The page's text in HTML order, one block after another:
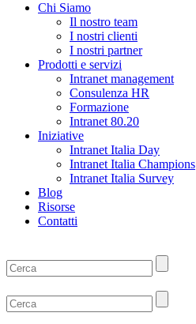
Chi Siamo
Il nostro team
I nostri clienti
I nostri partner
Prodotti e servizi
Intranet management
Consulenza HR
Formazione
Intranet 80.20
Iniziative
Intranet Italia Day
Intranet Italia Champions
Intranet Italia Survey
Blog
Risorse
Contatti